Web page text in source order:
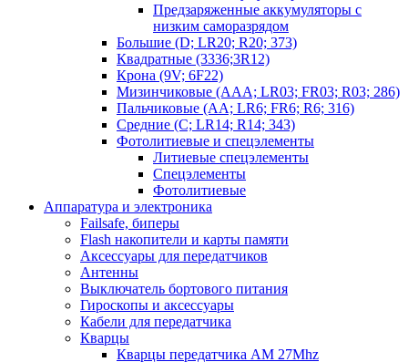
Предзаряженные аккумуляторы с
низким саморазрядом
Большие (D; LR20; R20; 373)
Квадратные (3336;3R12)
Крона (9V; 6F22)
Мизинчиковые (AAA; LR03; FR03; R03; 286)
Пальчиковые (AA; LR6; FR6; R6; 316)
Средние (C; LR14; R14; 343)
Фотолитиевые и спецэлементы
Литиевые спецэлементы
Спецэлементы
Фотолитиевые
Аппаратура и электроника
Failsafe, биперы
Flash накопители и карты памяти
Аксессуары для передатчиков
Антенны
Выключатель бортового питания
Гироскопы и аксессуары
Кабели для передатчика
Кварцы
Кварцы передатчика AM 27Mhz